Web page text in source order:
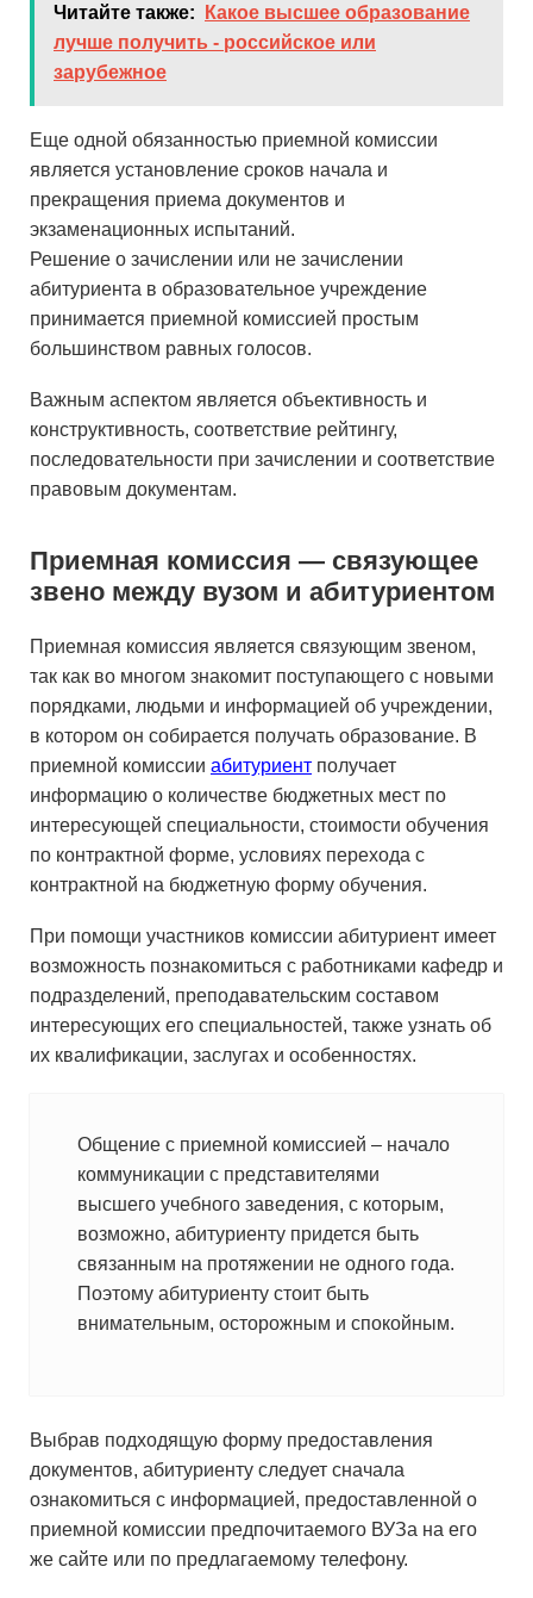
Читайте также:
Какое высшее образование
лучше получить - российское или
зарубежное
Еще одной обязанностью приемной комиссии
является установление сроков начала и
прекращения приема документов и
экзаменационных испытаний.
Решение о зачислении или не зачислении
абитуриента в образовательное учреждение
принимается приемной комиссией простым
большинством равных голосов.
Важным аспектом является объективность и
конструктивность, соответствие рейтингу,
последовательности при зачислении и соответствие
правовым документам.
Приемная комиссия — связующее
звено между вузом и абитуриентом
Приемная комиссия является связующим звеном,
так как во многом знакомит поступающего с новыми
порядками, людьми и информацией об учреждении,
в котором он собирается получать образование. В
приемной комиссии абитуриент получает
информацию о количестве бюджетных мест по
интересующей специальности, стоимости обучения
по контрактной форме, условиях перехода с
контрактной на бюджетную форму обучения.
При помощи участников комиссии абитуриент имеет
возможность познакомиться с работниками кафедр и
подразделений, преподавательским составом
интересующих его специальностей, также узнать об
их квалификации, заслугах и особенностях.
Общение с приемной комиссией – начало
коммуникации с представителями
высшего учебного заведения, с которым,
возможно, абитуриенту придется быть
связанным на протяжении не одного года.
Поэтому абитуриенту стоит быть
внимательным, осторожным и спокойным.
Выбрав подходящую форму предоставления
документов, абитуриенту следует сначала
ознакомиться с информацией, предоставленной о
приемной комиссии предпочитаемого ВУЗа на его
же сайте или по предлагаемому телефону.